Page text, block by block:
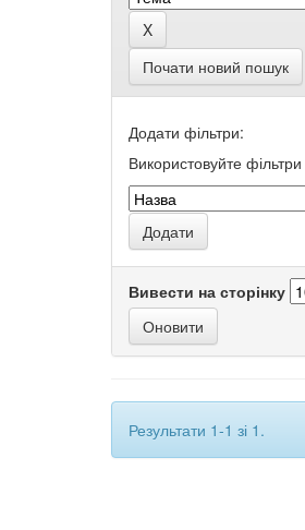
Почати новий пошук
Додати фільтри:
Використовуйте
Вивести на сторінку
Результати 1-1 зі 1.